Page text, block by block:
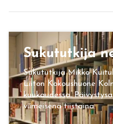
Su­ku­tut­ki­ja
Sukututkija Mikko
Liiton Kokoushuone
kuukaudessa.
viimeisenä tiistaina.